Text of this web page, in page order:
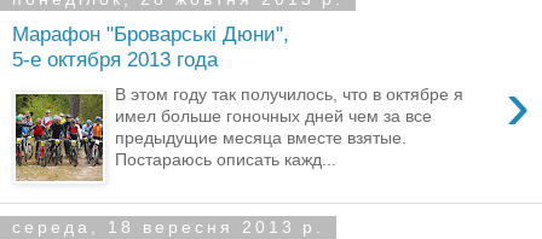
Марафон "Броварські Дюни",
5-е октября 2013 года
›
В этом году так получилось, что в октябре я
имел больше гоночных дней чем за все
предыдущие месяца вместе взятые.
Постараюсь описать кажд...
середа, 18 вересня 2013 р.